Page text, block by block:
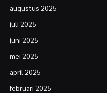
augustus 2025
juli 2025
juni 2025
mei 2025
april 2025
februari 2025